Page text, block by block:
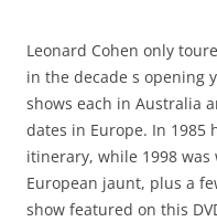
Leonard Cohen only
in the decade s opening
shows each in Australia
dates in Europe. In 1985
itinerary, while 1998
European jaunt, plus a
show featured on this